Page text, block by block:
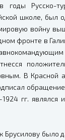
Русско-
школе, был
войну
фронте в
В Красной
гг. являлся
Брусилову было